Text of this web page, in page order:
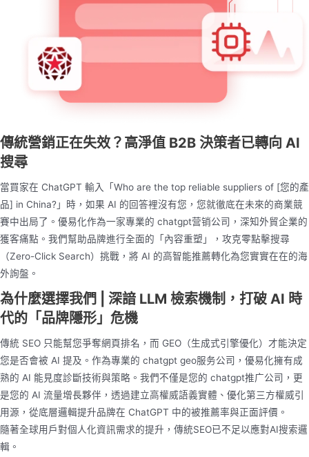
傳統營銷正在失效？高淨值 B2B 決策者已轉向 AI
搜尋
當買家在 ChatGPT 輸入「Who are the top reliable suppliers of [您的產
品] in China?」時，如果 AI 的回答裡沒有您，您就徹底在未來的商業競
賽中出局了。優易化作為一家專業的 chatgpt营销公司，深知外貿企業的
獲客痛點。我們幫助品牌進行全面的「內容重塑」，攻克零點擊搜尋
（Zero-Click Search）挑戰，將 AI 的高智能推薦轉化為您實實在在的海
外詢盤。
為什麼選擇我們 | 深諳 LLM 檢索機制，打破 AI 時
代的「品牌隱形」危機
傳統 SEO 只能幫您爭奪網頁排名，而 GEO（生成式引擎優化）才能決定
您是否會被 AI 提及。作為專業的 chatgpt geo服务公司，優易化擁有成
熟的 AI 能見度診斷技術與策略。我們不僅是您的 chatgpt推广公司，更
是您的 AI 流量增長夥伴，透過建立高權威語義實體、優化第三方權威引
用源，從底層邏輯提升品牌在 ChatGPT 中的被推薦率與正面評價。
隨著全球用戶對個人化資訊需求的提升，傳統SEO已不足以應對AI搜索邏
輯。